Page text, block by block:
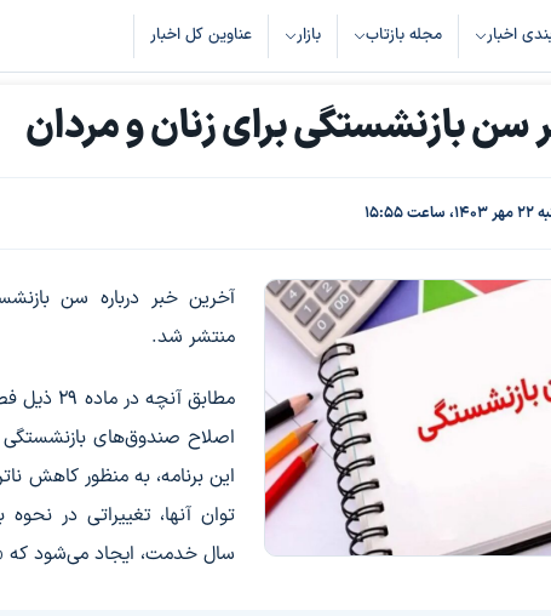
اخبار مجله بازتاب بازار عناوین کل اخبار
سن بازنشستگی برای زنان و مردان
۱۵:۵۵
آخرین خبر درباره سن
منتشر شد.
اصلاح صندوق‌های بازنشستگی
این برنامه، به منظور کاهش
سال خدمت، ایجاد می‌شود که